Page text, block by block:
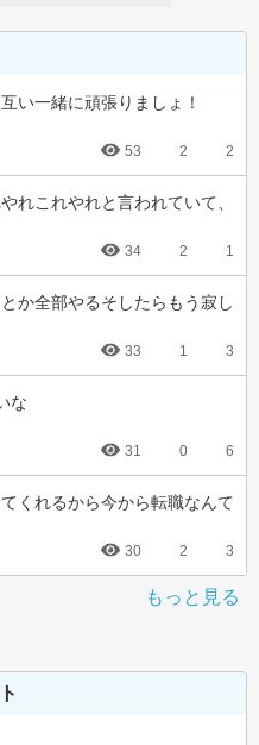
い一緒に頑張りましょ！
53 2 2
れこれやれと言われていて、
34 2 1
か全部やるそしたらもう寂し
33 1 3
な
31 0 6
くれるから今から転職なんて
30 2 3
もっと見る